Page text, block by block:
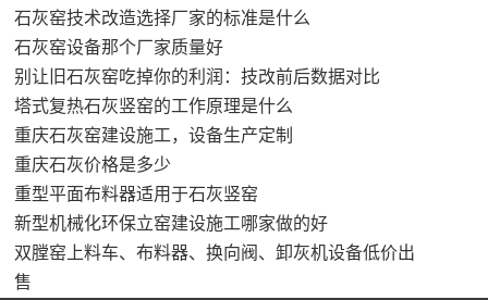
石灰窑技术改造选择厂家的标准是什么
石灰窑设备那个厂家质量好
别让旧石灰窑吃掉你的利润：技改前后数据对比
塔式复热石灰竖窑的工作原理是什么
重庆石灰窑建设施工，设备生产定制
重庆石灰价格是多少
重型平面布料器适用于石灰竖窑
新型机械化环保立窑建设施工哪家做的好
双膛窑上料车、布料器、换向阀、卸灰机设备低价出
售